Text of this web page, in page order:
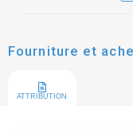
Fourniture et
ATTRIBUTION